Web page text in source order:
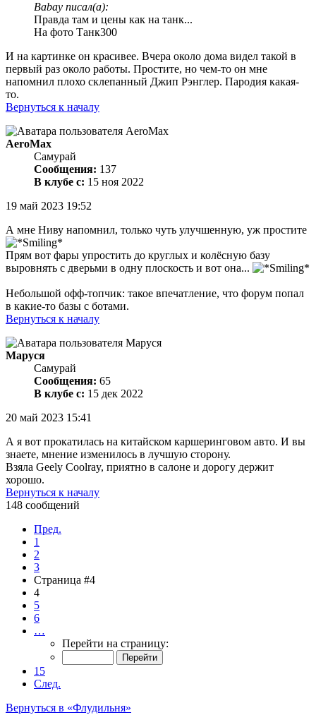
Babay писал(а):
Правда там и цены как на танк...
На фото Танк300
И на картинке он красивее. Вчера около дома видел такой в
первый раз около работы. Простите, но чем-то он мне
напомнил плохо склепанный Джип Рэнглер. Пародия какая-
то.
Вернуться к началу
AeroMax
Самурай
Сообщения: 137
В клубе с: 15 ноя 2022
19 май 2023 19:52
А мне Ниву напомнил, только чуть улучшенную, уж простите
Прям вот фары упростить до круглых и колёсную базу
выровнять с дверьми в одну плоскость и вот она...
Небольшой офф-топчик: такое впечатление, что форум попал
в какие-то базы с ботами.
Вернуться к началу
Маруся
Самурай
Сообщения: 65
В клубе с: 15 дек 2022
20 май 2023 15:41
А я вот прокатилась на китайском каршеринговом авто. И вы
знаете, мнение изменилось в лучшую сторону.
Взяла Geely Coolray, приятно в салоне и дорогу держит
хорошо.
Вернуться к началу
148 сообщений
Пред.
1
2
3
Страница #4
4
5
6
…
Перейти на страницу:
15
След.
Вернуться в «Флудильня»